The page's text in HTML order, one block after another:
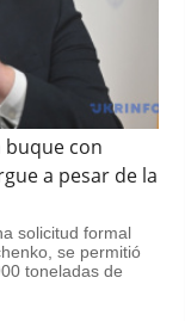
buque con
a pesar de la
solicitud formal
se permitió
toneladas de